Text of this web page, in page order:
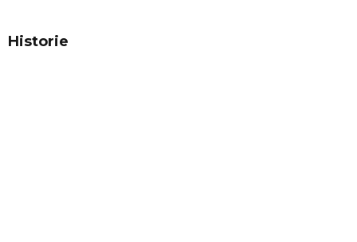
Historie